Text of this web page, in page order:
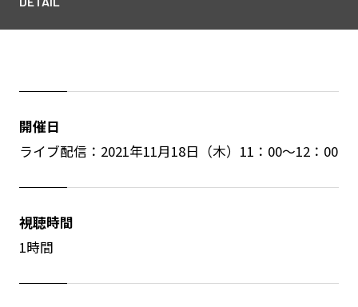
開催日
ライブ配信：2021年11月18日（木）11：00～12：00
視聴時間
1時間